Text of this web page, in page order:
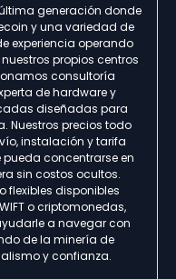
generación donde
y una variedad de
experiencia operando
propios centros
consultoría
de hardware y
diseñadas para
Nuestros precios todo
instalación y tarifa
concentrarse en
sin costos ocultos.
flexibles disponibles
o criptomonedas,
a navegar con
de la minería de
y confianza.